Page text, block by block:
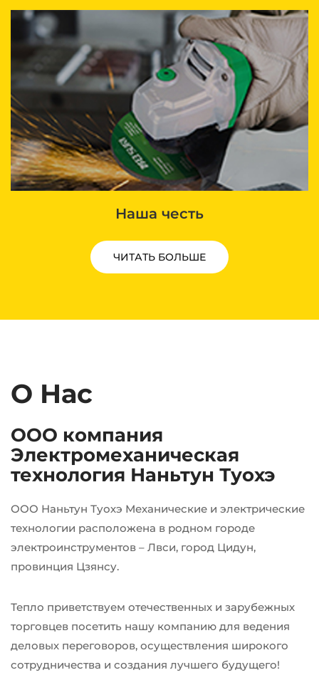
Наша честь
ЧИТАТЬ БОЛЬШЕ
О Нас
ООО компания
Электромеханическая
технология Наньтун Туохэ
ООО Наньтун Туохэ Механические и электрические
технологии расположена в родном городе
электроинструментов – Лвси, город Цидун,
провинция Цзянсу.
Тепло приветствуем отечественных и зарубежных
торговцев посетить нашу компанию для ведения
деловых переговоров, осуществления широкого
сотрудничества и создания лучшего будущего!